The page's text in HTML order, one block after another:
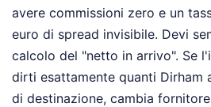
avere commissioni zero e un
euro di spread invisibile. Devi
calcolo del "netto in arrivo". Se
dirti esattamente quanti Dirham
di destinazione, cambia